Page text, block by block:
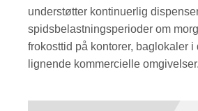
understøtter kontinuerlig
spidsbelastningsperioder om
frokosttid på kontorer, baglokaler
lignende kommercielle omgivelser.